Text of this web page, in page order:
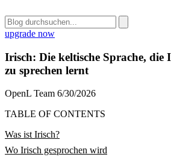
upgrade now
Irisch: Die keltische Sprache, die
zu sprechen lernt
OpenL Team 6/30/2026
TABLE OF CONTENTS
Was ist Irisch?
Wo Irisch gesprochen wird